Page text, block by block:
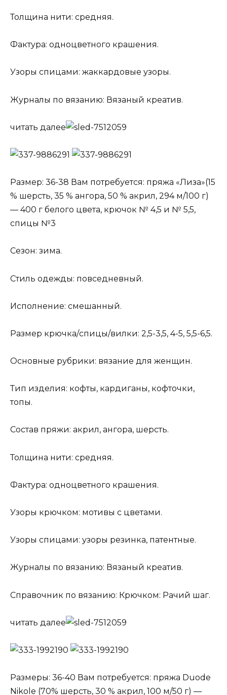
Толщина нити: средняя.
Фактура: одноцветного крашения.
Узоры спицами: жаккардовые узоры.
Журналы по вязанию: Вязаный креатив.
читать далее
Размер: 36-38 Вам потребуется: пряжа «Лиза»(15
% шерсть, 35 % ангора, 50 % акрил, 294 м/100 г)
— 400 г белого цвета, крючок № 4,5 и № 5,5,
спицы №3
Сезон: зима.
Стиль одежды: повседневный.
Исполнение: смешанный.
Размер крючка/спицы/вилки: 2,5-3,5, 4-5, 5,5-6,5.
Основные рубрики: вязание для женщин.
Тип изделия: кофты, кардиганы, кофточки,
топы.
Состав пряжи: акрил, ангора, шерсть.
Толщина нити: средняя.
Фактура: одноцветного крашения.
Узоры крючком: мотивы с цветами.
Узоры спицами: узоры резинка, патентные.
Журналы по вязанию: Вязаный креатив.
Справочник по вязанию: Крючком: Рачий шаг.
читать далее
Размеры: 36-40 Вам потребуется: пряжа Duode
Nikole (70% шерсть, 30 % акрил, 100 м/50 г) —